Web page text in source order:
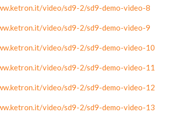
video/sd9-2/sd9-demo-video-8
video/sd9-2/sd9-demo-video-9
video/sd9-2/sd9-demo-video-10
video/sd9-2/sd9-demo-video-11
video/sd9-2/sd9-demo-video-12
video/sd9-2/sd9-demo-video-13